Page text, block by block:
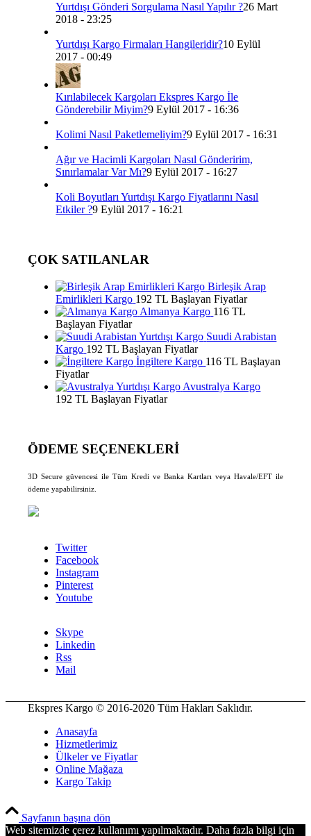
PCI-DSS Ödeme Güvenliği
Yurtdışı Gönderi Sorgulama Nasıl Yapılır ?26 Mart
2018 - 23:25
Yurtdışı Kargo Firmaları Hangileridir?10 Eylül
2017 - 00:49
Kırılabilecek Kargoları Ekspres Kargo İle
Gönderebilir Miyim?9 Eylül 2017 - 16:36
Kolimi Nasıl Paketlemeliyim?9 Eylül 2017 - 16:31
Ağır ve Hacimli Kargoları Nasıl Gönderirim,
Sınırlamalar Var Mı?9 Eylül 2017 - 16:27
Koli Boyutları Yurtdışı Kargo Fiyatlarını Nasıl
Etkiler ?9 Eylül 2017 - 16:21
ÇOK SATILANLAR
Birleşik Arap
Emirlikleri Kargo 192 TL Başlayan Fiyatlar
Almanya Kargo 116 TL
Başlayan Fiyatlar
Suudi Arabistan
Kargo 192 TL Başlayan Fiyatlar
İngiltere Kargo 116 TL Başlayan
Fiyatlar
Avustralya Kargo
192 TL Başlayan Fiyatlar
ÖDEME SEÇENEKLERİ
3D Secure güvencesi ile Tüm Kredi ve Banka Kartları veya Havale/EFT ile
ödeme yapabilirsiniz.
Twitter
Facebook
Instagram
Pinterest
Youtube
Skype
Linkedin
Rss
Mail
Ekspres Kargo © 2016-2020 Tüm Hakları Saklıdır.
Anasayfa
Hizmetlerimiz
Ülkeler ve Fiyatlar
Online Mağaza
Kargo Takip
Sayfanın başına dön
Web sitemizde çerez kullanımı yapılmaktadır. Daha fazla bilgi için